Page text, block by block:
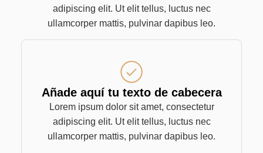
adipiscing elit. Ut elit tellus, luctus nec
ullamcorper mattis, pulvinar dapibus leo.
Añade aquí tu texto de cabecera
Lorem ipsum dolor sit amet, consectetur
adipiscing elit. Ut elit tellus, luctus nec
ullamcorper mattis, pulvinar dapibus leo.